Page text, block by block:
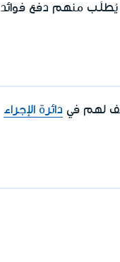
يُطلَب منهم دفع فوائد
دائرة الإجراء